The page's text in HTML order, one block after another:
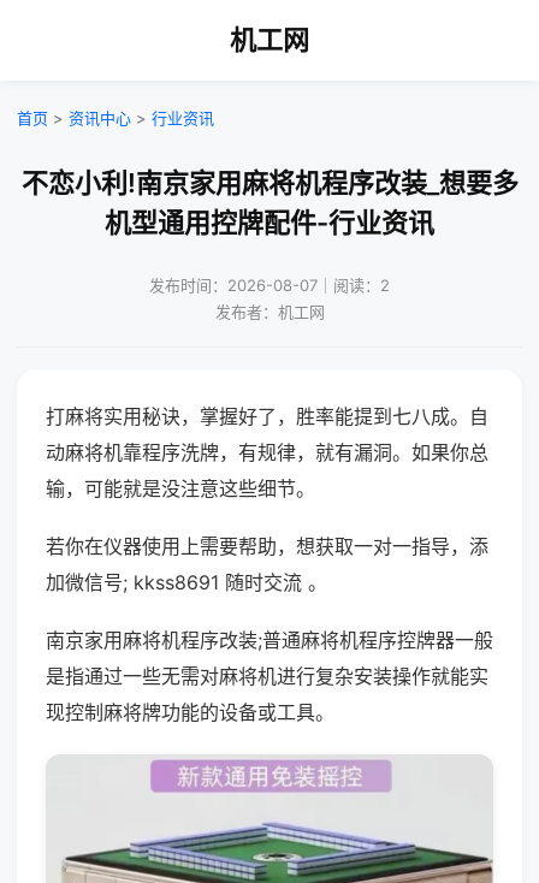
机工网
首页 > 资讯中心 > 行业资讯
不恋小利!南京家用麻将机程序改装_想要多
机型通用控牌配件-行业资讯
发布时间：2026-08-07｜阅读：2
发布者：机工网
打麻将实用秘诀，掌握好了，胜率能提到七八成。自
动麻将机靠程序洗牌，有规律，就有漏洞。如果你总
输，可能就是没注意这些细节。
若你在仪器使用上需要帮助，想获取一对一指导，添
加微信号; kkss8691 随时交流 。
南京家用麻将机程序改装;普通麻将机程序控牌器一般
是指通过一些无需对麻将机进行复杂安装操作就能实
现控制麻将牌功能的设备或工具。